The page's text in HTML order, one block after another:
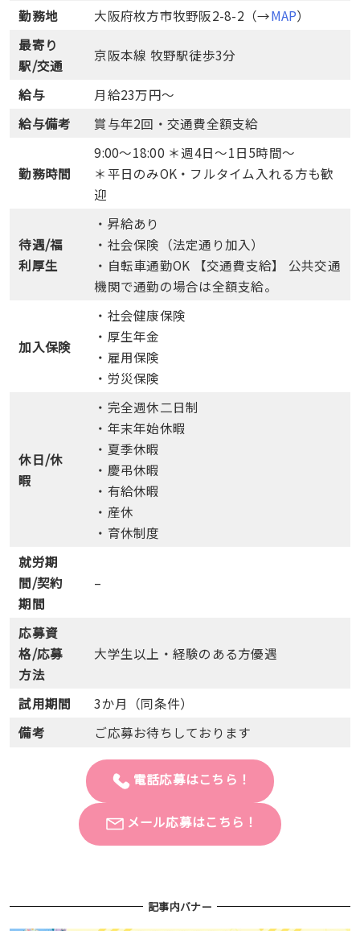
勤務地 大阪府枚方市牧野阪2-8-2（→MAP）
最寄り
駅/交通
京阪本線 牧野駅徒歩3分
給与
月給23万円～
給与備考
賞与年2回・交通費全額支給
勤務時間
9:00～18:00 ＊週4日～1日5時間～
＊平日のみOK・フルタイム入れる方も歓
迎
待遇/福
利厚生
・昇給あり
・社会保険（法定通り加入）
・自転車通勤OK 【交通費支給】 公共交通
機関で通勤の場合は全額支給。
加入保険
・社会健康保険
・厚生年金
・雇用保険
・労災保険
休日/休
暇
・完全週休二日制
・年末年始休暇
・夏季休暇
・慶弔休暇
・有給休暇
・産休
・育休制度
就労期
間/契約
期間
–
応募資
格/応募
方法
大学生以上・経験のある方優遇
試用期間
3か月（同条件）
備考
ご応募お待ちしております
電話応募はこちら！
メール応募はこちら！
記事内バナー